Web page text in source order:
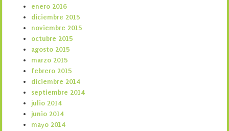
enero 2016
diciembre 2015
noviembre 2015
octubre 2015
agosto 2015
marzo 2015
febrero 2015
diciembre 2014
septiembre 2014
julio 2014
junio 2014
mayo 2014